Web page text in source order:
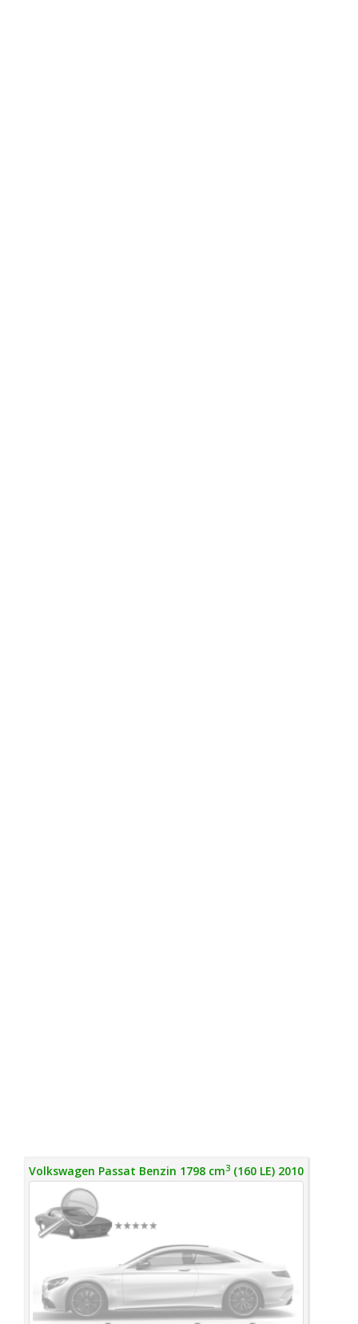
Volkswagen Passat Benzin 1798 cm3 (160 LE) 2010